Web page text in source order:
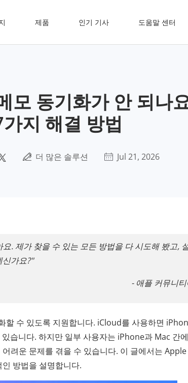
제품 인기 기사 도움말 센터
모 동기화가 안 되나
지 해결 방법
더 많은 솔루션 Jul 21, 2026
. 제가 찾을 수 있는 모든 방법을 다 시도해 봤고,
가요?"
- 애플 커뮤니
할 수 있도록 지원합니다. iCloud를 사용하면
습니다. 하지만 일부 사용자는 iPhone과 Mac 간
려운 문제를 겪을 수 있습니다. 이 글에서는
방법을 설명합니다.